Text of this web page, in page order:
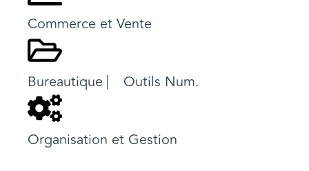
Commerce et Vente
Bureautique ⎸ Outils Num.
Organisation et Gestion